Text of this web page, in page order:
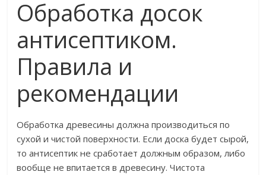
Обработка досок
антисептиком.
Правила и
рекомендации
Обработка древесины должна производиться по
сухой и чистой поверхности. Если доска будет сырой,
то антисептик не сработает должным образом, либо
вообще не впитается в древесину. Чистота